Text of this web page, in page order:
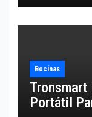
Bocinas
Portátil